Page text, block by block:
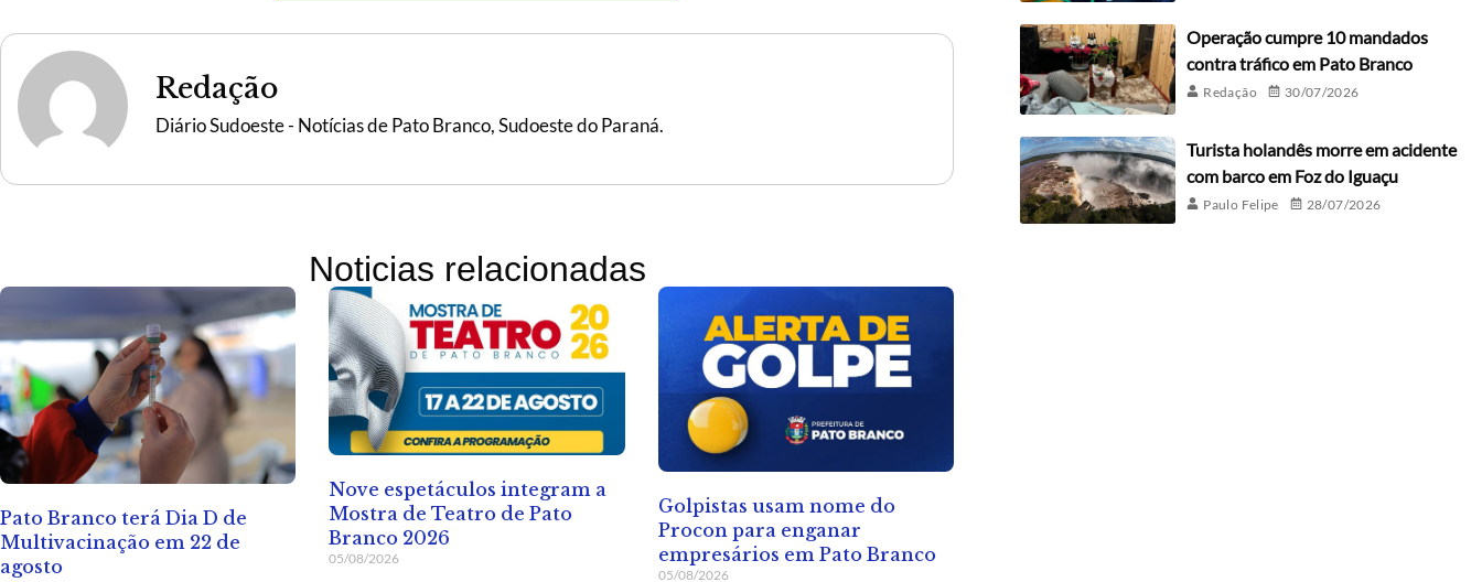
Redação
Diário Sudoeste - Notícias de Pato Branco, Sudoeste do Paraná.
Noticias relacionadas
Pato Branco terá Dia D de
Multivacinação em 22 de
agosto
Nove espetáculos integram a
Mostra de Teatro de Pato
Branco 2026
05/08/2026
Golpistas usam nome do
Procon para enganar
empresários em Pato Branco
05/08/2026
Operação cumpre 10 mandados
contra tráfico em Pato Branco
Redação 30/07/2026
Turista holandês morre em acidente
com barco em Foz do Iguaçu
Paulo Felipe 28/07/2026